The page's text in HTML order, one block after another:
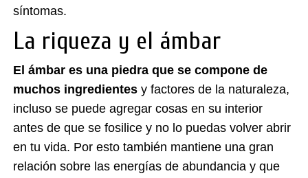
síntomas.
La riqueza y el ámbar
El ámbar es una piedra que se compone de
muchos ingredientes y factores de la naturaleza,
incluso se puede agregar cosas en su interior
antes de que se fosilice y no lo puedas volver abrir
en tu vida. Por esto también mantiene una gran
relación sobre las energías de abundancia y que